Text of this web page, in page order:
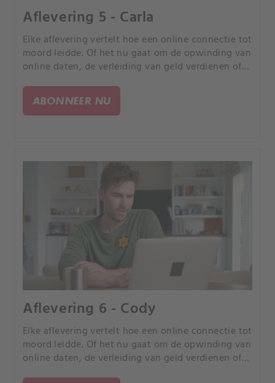
Aflevering 5 - Carla
Elke aflevering vertelt hoe een online connectie tot
moord leidde. Of het nu gaat om de opwinding van
online daten, de verleiding van geld verdienen of
anders, maar iedereen heeft een tragisch einde.
ABONNEER NU
Aflevering 6 - Cody
Elke aflevering vertelt hoe een online connectie tot
moord leidde. Of het nu gaat om de opwinding van
online daten, de verleiding van geld verdienen of